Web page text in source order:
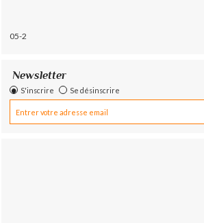
05-2
Newsletter
S'inscrire Se désinscrire